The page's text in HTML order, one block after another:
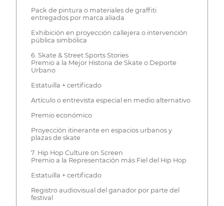
Pack de pintura o materiales de graffiti
entregados por marca aliada
Exhibición en proyección callejera o intervención
pública simbólica
6. Skate & Street Sports Stories
Premio a la Mejor Historia de Skate o Deporte
Urbano
Estatuilla + certificado
Artículo o entrevista especial en medio alternativo
Premio económico
Proyección itinerante en espacios urbanos y
plazas de skate
7. Hip Hop Culture on Screen
Premio a la Representación más Fiel del Hip Hop
Estatuilla + certificado
Registro audiovisual del ganador por parte del
festival